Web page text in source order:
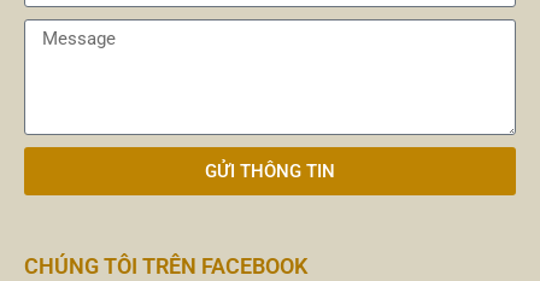
GỬI THÔNG TIN
CHÚNG TÔI TRÊN FACEBOOK